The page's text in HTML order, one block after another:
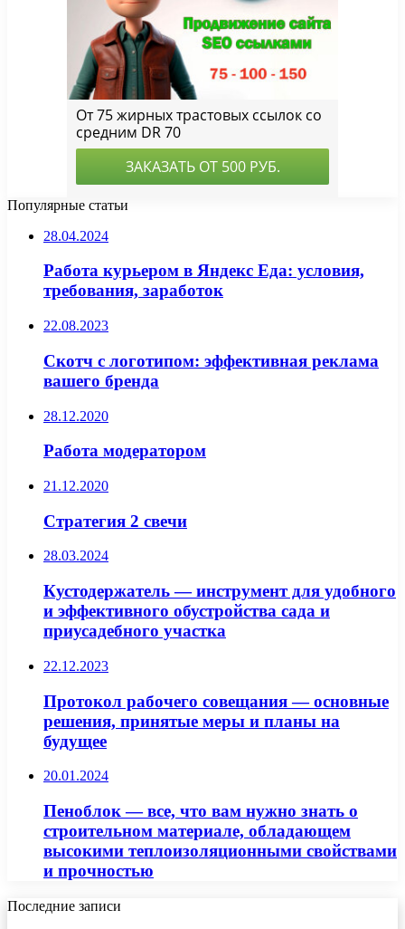
Популярные статьи
28.04.2024
Работа курьером в Яндекс Еда: условия,
требования, заработок
22.08.2023
Скотч с логотипом: эффективная реклама
вашего бренда
28.12.2020
Работа модератором
21.12.2020
Стратегия 2 свечи
28.03.2024
Кустодержатель — инструмент для удобного
и эффективного обустройства сада и
приусадебного участка
22.12.2023
Протокол рабочего совещания — основные
решения, принятые меры и планы на
будущее
20.01.2024
Пеноблок — все, что вам нужно знать о
строительном материале, обладающем
высокими теплоизоляционными свойствами
и прочностью
Последние записи